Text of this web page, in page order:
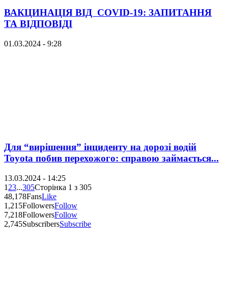
ВАКЦИНАЦІЯ ВІД COVID-19: ЗАПИТАННЯ
ТА ВІДПОВІДІ
01.03.2024 - 9:28
Для “вирішення” інциденту на дорозі водій
Toyota побив перехожого: справою займається...
13.03.2024 - 14:25
1 23...305Сторінка 1 з 305
48,178FansLike
1,215FollowersFollow
7,218FollowersFollow
2,745SubscribersSubscribe